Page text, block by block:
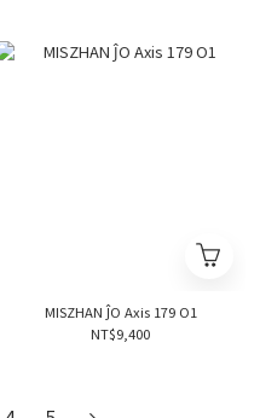
MISZHAN ĴO Axis 179 O1
NT$9,400